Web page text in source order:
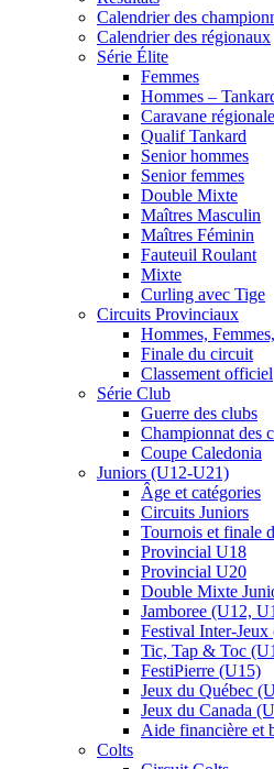
Calendrier des
Calendrier des régionaux
Série Élite
Femmes
Hommes –
Caravane régionale
Qualif Tankard
Senior hommes
Senior femmes
Double Mixte
Maîtres Masculin
Maîtres Féminin
Fauteuil Roulant
Mixte
Curling avec Tige
Circuits Provinciaux
Hommes,
Finale du circuit
Classement officiel
Série Club
Guerre des clubs
Championnat des
Coupe Caledonia
Juniors (U12-U21)
Âge et catégories
Circuits Juniors
Tournois et finale
Provincial U18
Provincial U20
Double Mixte
Jamboree (U12,
Festival Inter-
Tic, Tap & Toc
FestiPierre (U15)
Jeux du Québec
Jeux du Canada
Aide financière et
Colts